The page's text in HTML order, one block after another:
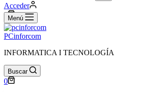
Sin
resultados
Acceder
Carro
de
compra
0Menú
PCinforcom
INFORMATICA I TECNOLOGÍA
Buscar
Carro
0